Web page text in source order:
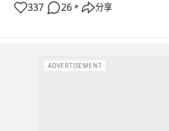
337 26 ↗ 分享
ADVERTISEMENT